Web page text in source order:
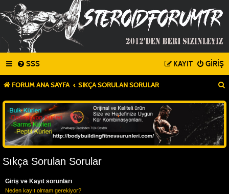
SSS GIRIŞ
KAYIT
FORUM ANA SAYFA SIKÇA SORULAN SORULAR
Sıkça Sorulan Sorular
Giriş ve Kayıt sorunları
Neden kayıt olmam gerekiyor?